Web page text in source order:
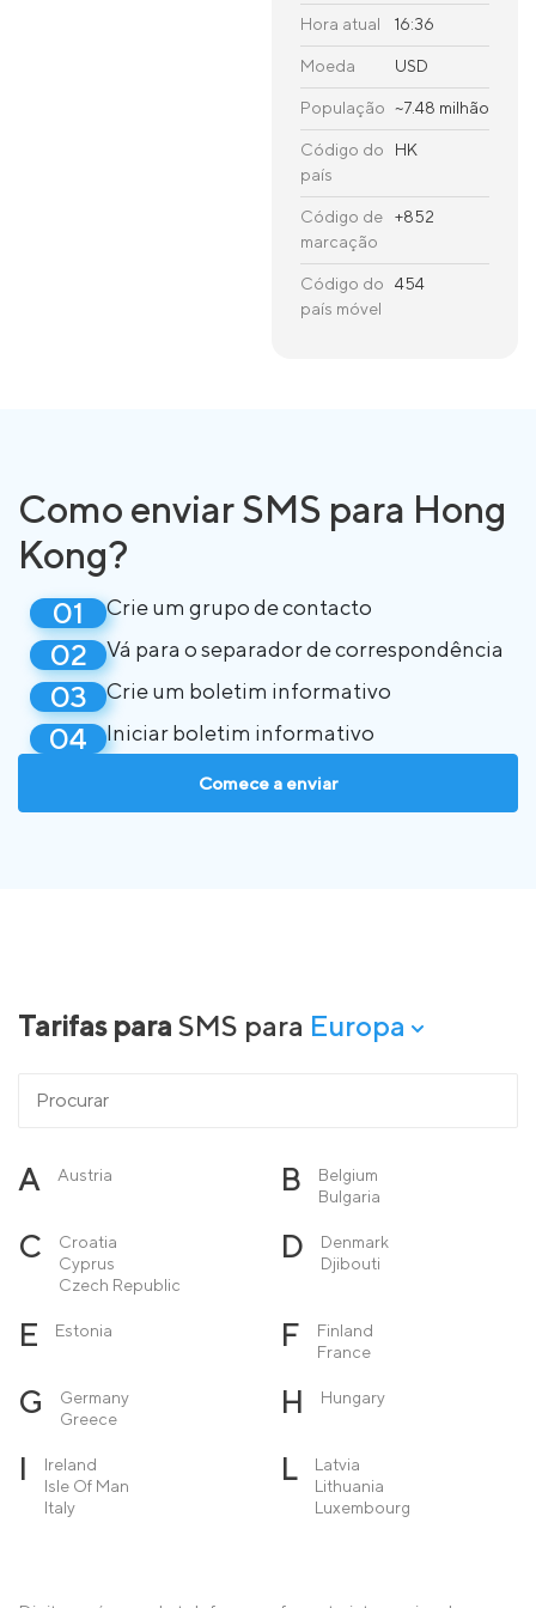
Hora atual 16:36
Moeda USD
População ~7.48 milhão
Código do
país
HK
Código de
marcação
+852
Código do
país móvel
454
Como enviar SMS para Hong
Kong?
Crie um grupo de contacto
Vá para o separador de correspondência
Crie um boletim informativo
Iniciar boletim informativo
Comece a enviar
Tarifas para SMS para Europa
A Austria B
Belgium
Bulgaria
C
Croatia
Cyprus
Czech Republic
D
Denmark
Djibouti
E Estonia F
Finland
France
G
Germany
Greece
H Hungary
I
Ireland
Isle Of Man
Italy
L
Latvia
Lithuania
Luxembourg